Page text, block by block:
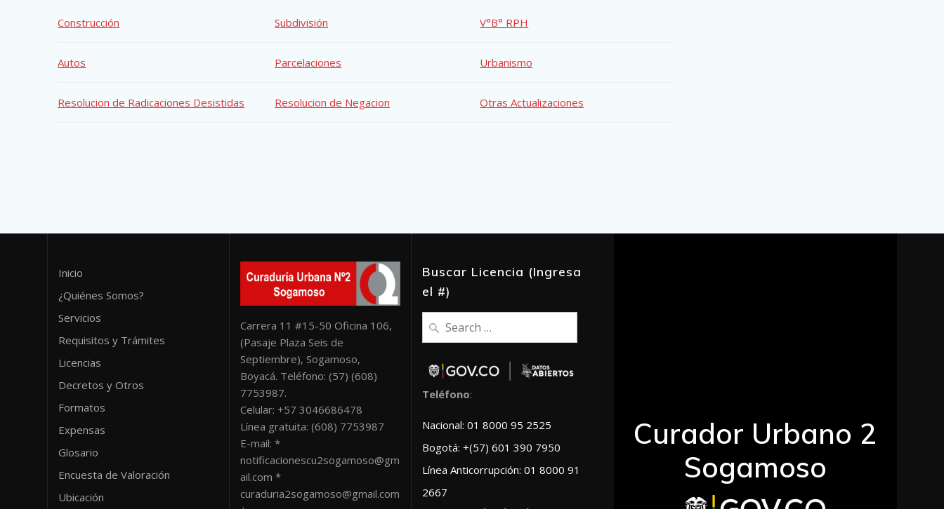
Construcción Subdivisión V°B° RPH
Autos Parcelaciones Urbanismo
Resolucion de Radicaciones Desistidas Resolucion de Negacion Otras Actualizaciones
Inicio
¿Quiénes Somos?
Servicios
Requisitos y Trámites
Licencias
Decretos y Otros
Formatos
Expensas
Glosario
Encuesta de Valoración
Ubicación
Carrera 11 #15-50 Oficina 106,
(Pasaje Plaza Seis de
Septiembre), Sogamoso,
Boyacá. Teléfono: (57) (608)
7753987.
Celular: +57 3046686478
Línea gratuita: (608) 7753987
E-mail: *
notificacionescu2sogamoso@gm
ail.com *
curaduria2sogamoso@gmail.com
Buscar Licencia (Ingresa
el #)
Search
for:
Teléfono:
Nacional: 01 8000 95 2525
Bogotá: +(57) 601 390 7950
Línea Anticorrupción: 01 8000 91
2667
Curador Urbano 2
Sogamoso